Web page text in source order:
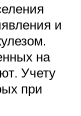
и
на
Учету
при